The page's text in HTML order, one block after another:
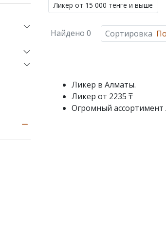
Ликер от 15 000 тенге и выше
Найдено 0 Сортировка
Ликер в Алматы.
Ликер от 2235 ₸
Огромный ассортимент